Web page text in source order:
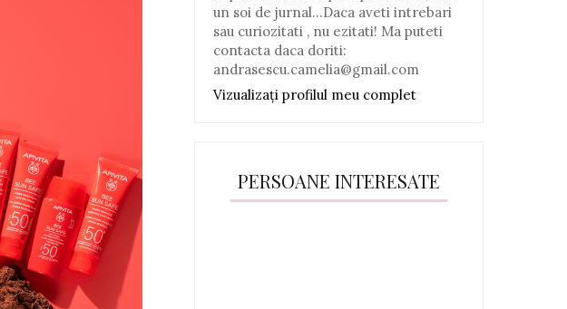
un soi de jurnal...Daca aveti intrebari
sau curiozitati , nu ezitati! Ma puteti
contacta daca doriti:
andrasescu.camelia@gmail.com
Vizualizați profilul meu complet
PERSOANE INTERESATE